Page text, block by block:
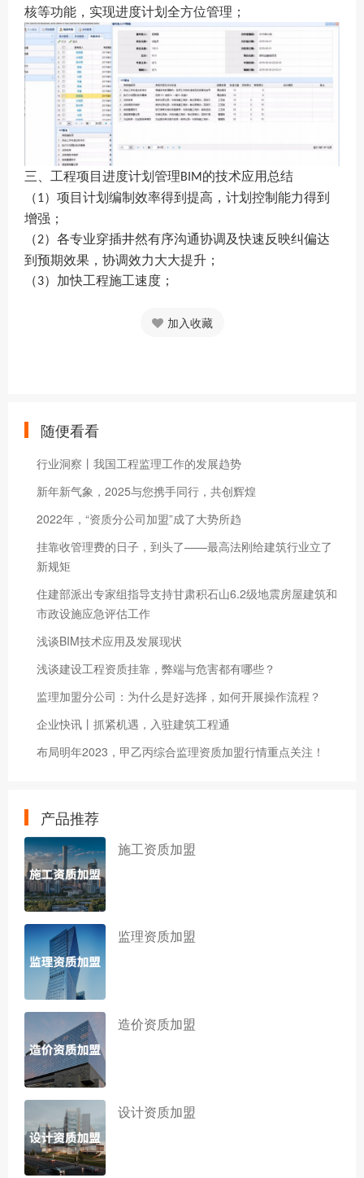
核等功能，实现进度计划全方位管理；
三、 工程项目进度计划管理BIM的技术应用 总结
（1）项目计划编制效率得到提高，计划控制能力得到
增强；
（2）各专业穿插井然有序沟通协调及快速反映纠偏达
到预期效果，协调效力大大提升；
（3）加快工程施工速度；
加入收藏
随便看看
行业洞察丨我国工程监理工作的发展趋势
新年新气象，2025与您携手同行，共创辉煌
2022年，“资质分公司加盟”成了大势所趋
挂靠收管理费的日子，到头了——最高法刚给建筑行业立了
新规矩
住建部派出专家组指导支持甘肃积石山6.2级地震房屋建筑和
市政设施应急评估工作
浅谈BIM技术应用及发展现状
浅谈建设工程资质挂靠，弊端与危害都有哪些？
监理加盟分公司：为什么是好选择，如何开展操作流程？
企业快讯丨抓紧机遇，入驻建筑工程通
布局明年2023，甲乙丙综合监理资质加盟行情重点关注！
产品推荐
施工资质加盟
监理资质加盟
造价资质加盟
设计资质加盟